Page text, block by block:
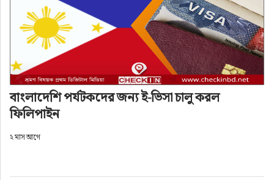
বাংলাদেশি পর্যটকদের জন্য ই-ভিসা চালু করল
ফিলিপাইন
২ মাস আগে